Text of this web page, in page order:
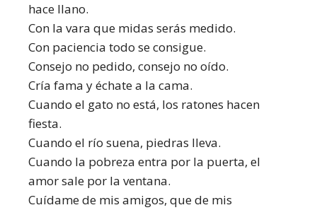
hace llano.
Con la vara que midas serás medido.
Con paciencia todo se consigue.
Consejo no pedido, consejo no oído.
Cría fama y échate a la cama.
Cuando el gato no está, los ratones hacen
fiesta.
Cuando el río suena, piedras lleva.
Cuando la pobreza entra por la puerta, el
amor sale por la ventana.
Cuídame de mis amigos, que de mis